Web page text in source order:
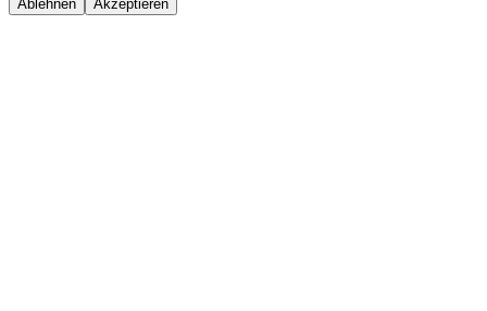
Ablehnen Akzeptieren